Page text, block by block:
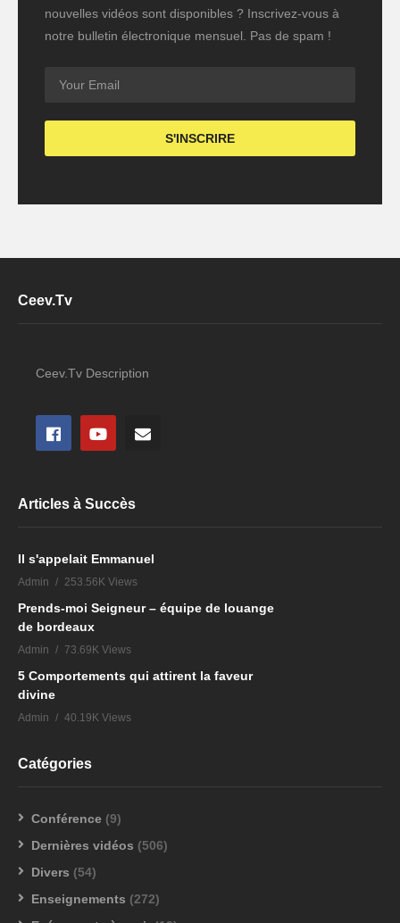
nouvelles vidéos sont disponibles ? Inscrivez-vous à
notre bulletin électronique mensuel. Pas de spam !
Ceev.Tv
Ceev.Tv Description
Articles à Succès
Il s'appelait Emmanuel
Admin 253.56K Views
Prends-moi Seigneur – équipe de louange
de bordeaux
Admin 73.69K Views
5 Comportements qui attirent la faveur
divine
Admin 40.19K Views
Catégories
Conférence (9)
Dernières vidéos (506)
Divers (54)
Enseignements (272)